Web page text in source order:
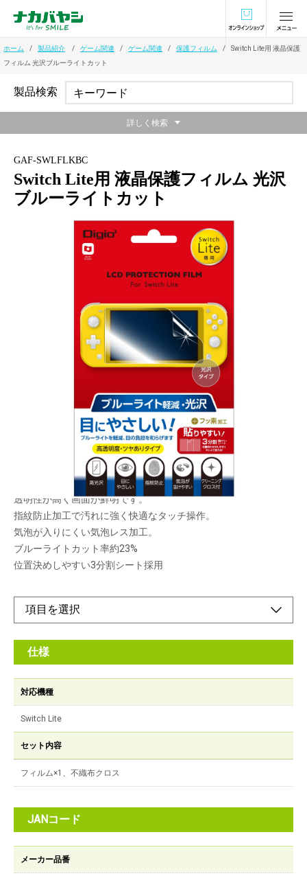
オンラインショ
ホーム 製品紹介 ゲーム関連 ゲーム関連 保護フィルム
Switch Lite用 液晶保護
フィルム 光沢ブルーライトカット
GAF-SWLFLKBC
Switch Lite用 液晶保護フィルム 光沢
ブルーライトカット
目にやさしい！ブルーライトを低減しクリアで指
紋がつきにくい光沢フィルム
メーカー希望小売価格：
光沢ブルーライトカットフィルム
ブルーライトを色調を崩すことなく低減します。
透明性が高く画面が鮮明です。
指紋防止加工で汚れに強く快適なタッチ操作。
気泡が入りにくい気泡レス加工。
ブルーライトカット率約23%
位置決めしやすい3分割シート採用
仕様
対応機種
Switch Lite
セット内容
フィルム×1、不織布クロス
JANコード
メーカー品番
製品検索
詳しく検索